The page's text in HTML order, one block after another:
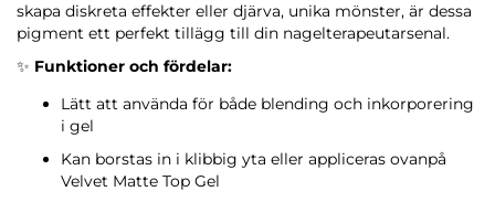
skapa diskreta effekter eller djärva, unika mönster, är dessa
pigment ett perfekt tillägg till din nagelterapeutarsenal.
✨ Funktioner och fördelar:
Lätt att använda för både blending och inkorporering
i gel
Kan borstas in i klibbig yta eller appliceras ovanpå
Velvet Matte Top Gel